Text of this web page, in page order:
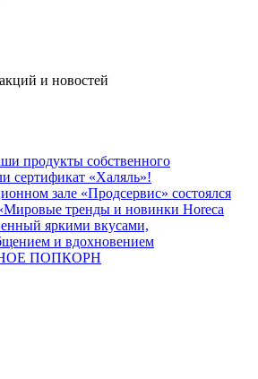
и новостей
продукты собственного
сертификат «Халяль»!
зале «Продсервис» состоялся
тренды и новинки Horeca
яркими вкусами,
и вдохновением
ПОПКОРН